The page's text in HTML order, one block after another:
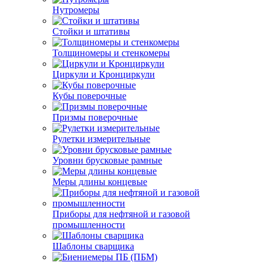
Нутромеры
Стойки и штативы
Толщиномеры и стенкомеры
Циркули и Кронциркули
Кубы поверочные
Призмы поверочные
Рулетки измерительные
Уровни брусковые рамные
Меры длины концевые
Приборы для нефтяной и газовой
промышленности
Шаблоны сварщика